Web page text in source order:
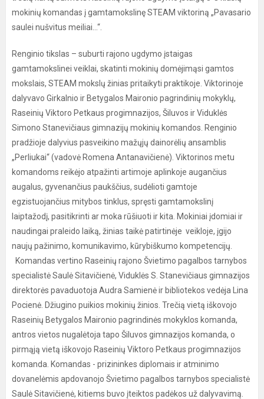
mokinių komandas į gamtamokslinę STEAM viktoriną „Pavasario
saulei nušvitus meiliai...“.
Renginio tikslas – suburti rajono ugdymo įstaigas
gamtamokslinei veiklai, skatinti mokinių domėjimąsi gamtos
mokslais, STEAM mokslų žinias pritaikyti praktikoje. Viktorinoje
dalyvavo Girkalnio ir Betygalos Maironio pagrindinių mokyklų,
Raseinių Viktoro Petkaus progimnazijos, Šiluvos ir Viduklės
Simono Stanevičiaus gimnazijų mokinių komandos. Renginio
pradžioje dalyvius pasveikino mažųjų dainorėlių ansamblis
„Perliukai“ (vadovė Romena Antanavičienė). Viktorinos metu
komandoms reikėjo atpažinti artimoje aplinkoje augančius
augalus, gyvenančius paukščius, sudėlioti gamtoje
egzistuojančius mitybos tinklus, spręsti gamtamokslinį
laiptažodį, pasitikrinti ar moka rūšiuoti ir kita. Mokiniai įdomiai ir
naudingai praleido laiką, žinias taikė patirtinėje veikloje, įgijo
naujų pažinimo, komunikavimo, kūrybiškumo kompetencijų.
Komandas vertino Raseinių rajono Švietimo pagalbos tarnybos
specialistė Saulė Sitavičienė, Viduklės S. Stanevičiaus gimnazijos
direktorės pavaduotoja Audra Samienė ir bibliotekos vedėja Lina
Pocienė. Džiugino puikios mokinių žinios. Trečią vietą iškovojo
Raseinių Betygalos Maironio pagrindinės mokyklos komanda,
antros vietos nugalėtoja tapo Šiluvos gimnazijos komanda, o
pirmąją vietą iškovojo Raseinių Viktoro Petkaus progimnazijos
komanda. Komandas - prizininkes diplomais ir atminimo
dovanelėmis apdovanojo Švietimo pagalbos tarnybos specialistė
Saulė Sitavičienė, kitiems buvo įteiktos padėkos už dalyvavimą.